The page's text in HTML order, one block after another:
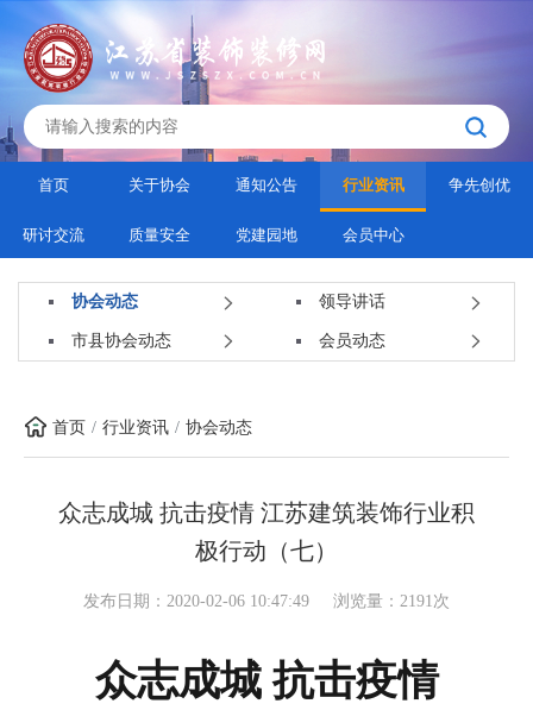
首页 关于协会 通知公告 行业资讯 争先创优
研讨交流 质量安全 党建园地 会员中心
协会动态 领导讲话
市县协会动态 会员动态
首页 行业资讯 协会动态
众志成城 抗击疫情 江苏建筑装饰行业积
极行动（七）
发布日期：2020-02-06 10:47:49 浏览量：2191次
众志成城 抗击疫情